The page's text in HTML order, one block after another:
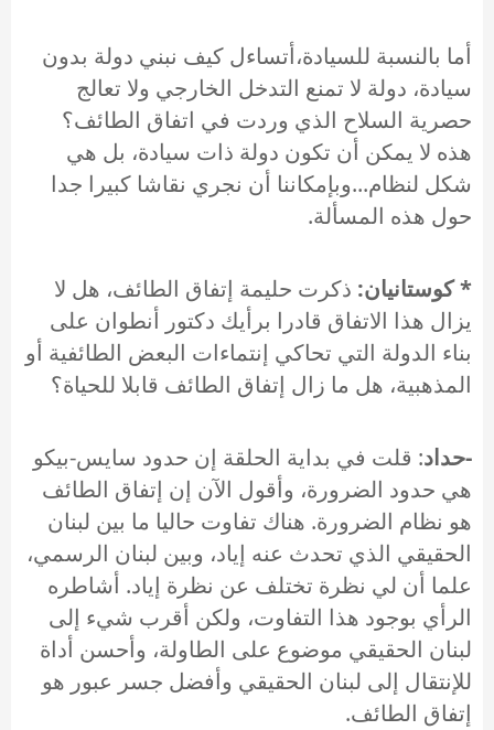
أما بالنسبة للسيادة،أتساءل كيف نبني دولة بدون
سيادة، دولة لا تمنع التدخل الخارجي ولا تعالج
حصرية السلاح الذي وردت في اتفاق الطائف؟
هذه لا يمكن أن تكون دولة ذات سيادة، بل هي
شكل لنظام...وبإمكاننا أن نجري نقاشا كبيرا جدا
حول هذه المسألة.
* كوستانيان: ذكرت حليمة إتفاق الطائف، هل لا
يزال هذا الاتفاق قادرا برأيك دكتور أنطوان على
بناء الدولة التي تحاكي إنتماءات البعض الطائفية أو
المذهبية، هل ما زال إتفاق الطائف قابلا للحياة؟
-حداد: قلت في بداية الحلقة إن حدود سايس-بيكو
هي حدود الضرورة، وأقول الآن إن إتفاق الطائف
هو نظام الضرورة. هناك تفاوت حاليا ما بين لبنان
الحقيقي الذي تحدث عنه إياد، وبين لبنان الرسمي،
علما أن لي نظرة تختلف عن نظرة إياد. أشاطره
الرأي بوجود هذا التفاوت، ولكن أقرب شيء إلى
لبنان الحقيقي موضوع على الطاولة، وأحسن أداة
للإنتقال إلى لبنان الحقيقي وأفضل جسر عبور هو
إتفاق الطائف.